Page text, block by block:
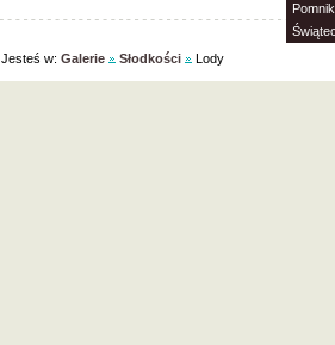
Jesteś w: Galerie Słodkości Lody